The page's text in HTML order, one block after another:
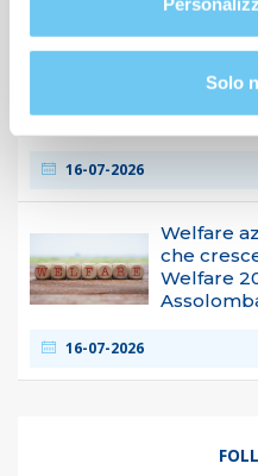
Solo
Estate ed
del
nei luoghi
16-07-2026
Welfare
che
Welfare
16-07-2026